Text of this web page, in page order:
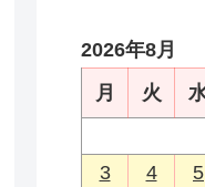
2026年8月
月
火
3
4 5